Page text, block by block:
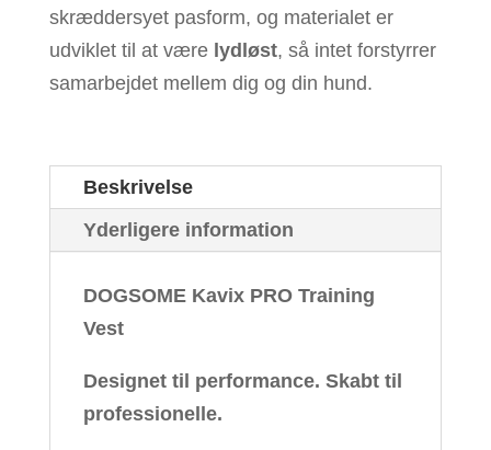
skræddersyet pasform, og materialet er
udviklet til at være lydløst, så intet forstyrrer
samarbejdet mellem dig og din hund.
Beskrivelse
Yderligere information
DOGSOME Kavix PRO Training
Vest
Designet til performance. Skabt til
professionelle.